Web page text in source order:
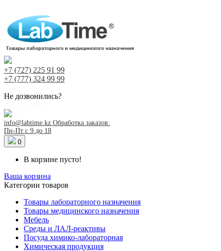
+7 (727) 225 91 99
+7 (777) 324 99 99
Не дозвонились?
info@labtime.kz Обработка заказов:
Пн-Пт с 9 до 18
0
В корзине пусто!
Ваша корзина
Категории товаров
Товары лабораторного назначения
Товары медицинского назначения
Мебель
Среды и ЛАЛ-реактивы
Посуда химико-лабораторная
Химическая продукция